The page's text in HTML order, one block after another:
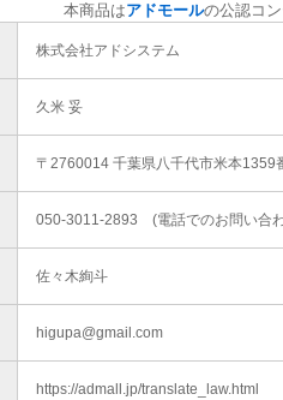
本商品はアドモールの公認コ
株式会社アドシステム
久米 妥
〒2760014 千葉県八千代市米本1359
050-3011-2893 (電話でのお問い合
佐々木絢斗
higupa@gmail.com
https://admall.jp/translate_law.html